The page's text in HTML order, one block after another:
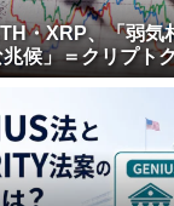
・XRP、「弱気
候」＝クリプト